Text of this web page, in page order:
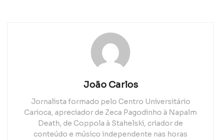
João Carlos
Jornalista formado pelo Centro Universitário
Carioca, apreciador de Zeca Pagodinho à Napalm
Death, de Coppola à Stahelski, criador de
conteúdo e músico independente nas horas